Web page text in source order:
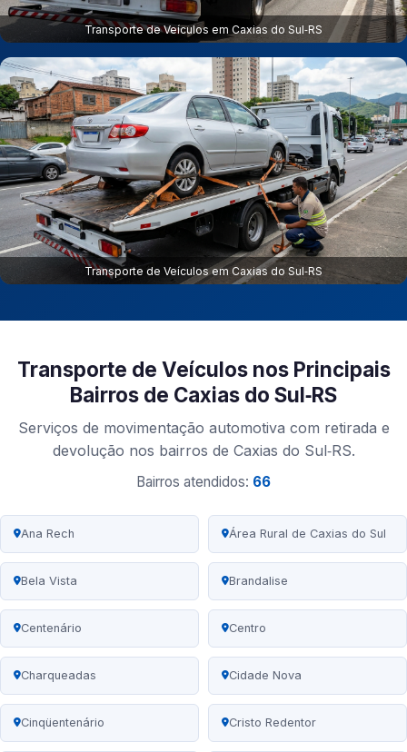
Transporte de Veículos em Caxias do Sul‑RS
Transporte de Veículos em Caxias do Sul‑RS
Transporte de Veículos nos Principais
Bairros de Caxias do Sul‑RS
Serviços de movimentação automotiva com retirada e
devolução nos bairros de Caxias do Sul‑RS.
Bairros atendidos: 66
Ana Rech Área Rural de Caxias do Sul
Bela Vista Brandalise
Centenário Centro
Charqueadas Cidade Nova
Cinqüentenário Cristo Redentor